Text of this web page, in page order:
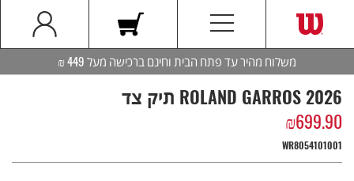
משלוח מהיר עד פתח הבית וחינם ברכישה מעל 449 ₪
ROLAND GARROS 2026 תיק צד
₪699.90
WR8054101001